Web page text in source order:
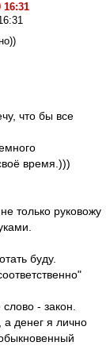
16:31
что бы все
время.)))
только руковожу
буду.
- закон.
денег я лично